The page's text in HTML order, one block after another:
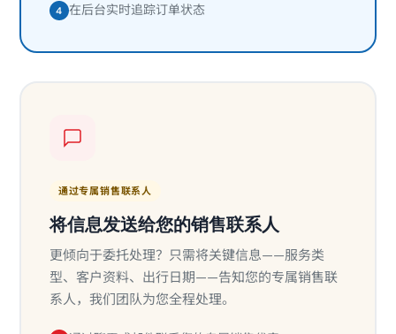
4 在后台实时追踪订单状态
通过专属销售联系人
将信息发送给您的销售联系人
更倾向于委托处理？只需将关键信息——服务类
型、客户资料、出行日期——告知您的专属销售联
系人，我们团队为您全程处理。